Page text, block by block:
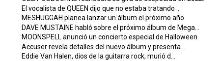
El vocalista de QUEEN dijo que no estaba tratando ...
MESHUGGAH planea lanzar un álbum el próximo año
DAVE MUSTAINE habló sobre el próximo álbum de Mega...
MOONSPELL anunció un concierto especial de Halloween
Accuser revela detalles del nuevo álbum y presenta...
Eddie Van Halen, dios de la guitarra rock, murió d...